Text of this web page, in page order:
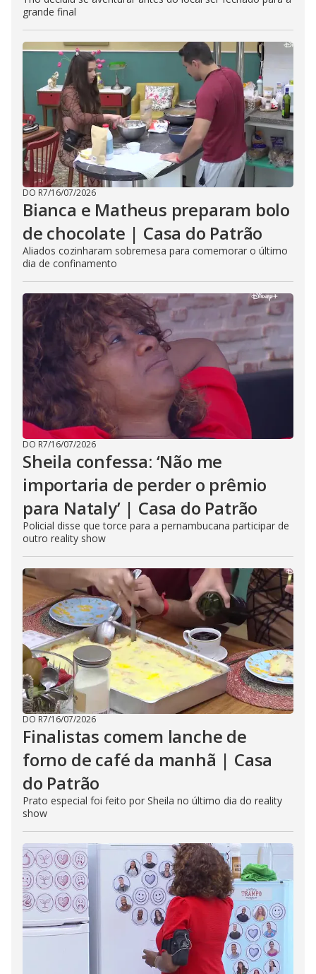
grande final
DO R7/16/07/2026
Bianca e Matheus preparam bolo
de chocolate | Casa do Patrão
Aliados cozinharam sobremesa para comemorar o último
dia de confinamento
DO R7/16/07/2026
Sheila confessa: ‘Não me
importaria de perder o prêmio
para Nataly’ | Casa do Patrão
Policial disse que torce para a pernambucana participar de
outro reality show
DO R7/16/07/2026
Finalistas comem lanche de
forno de café da manhã | Casa
do Patrão
Prato especial foi feito por Sheila no último dia do reality
show